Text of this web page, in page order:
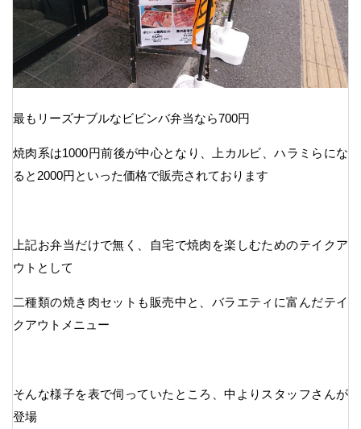
最もリーズナブルなビビンバ弁当なら700円
焼肉系は1000円前後が中心となり、上カルビ、ハラミらにな
ると2000円といった価格で販売されております
上記お弁当だけで無く、自宅で焼肉を楽しむためのテイクア
ウトとして
二種類の焼き肉セットも販売中と、バラエティに富んだテイ
クアウトメニュー
そんな様子を表で伺っていたところ、中よりスタッフさんが
登場